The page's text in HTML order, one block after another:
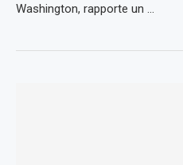
Washington, rapporte un …